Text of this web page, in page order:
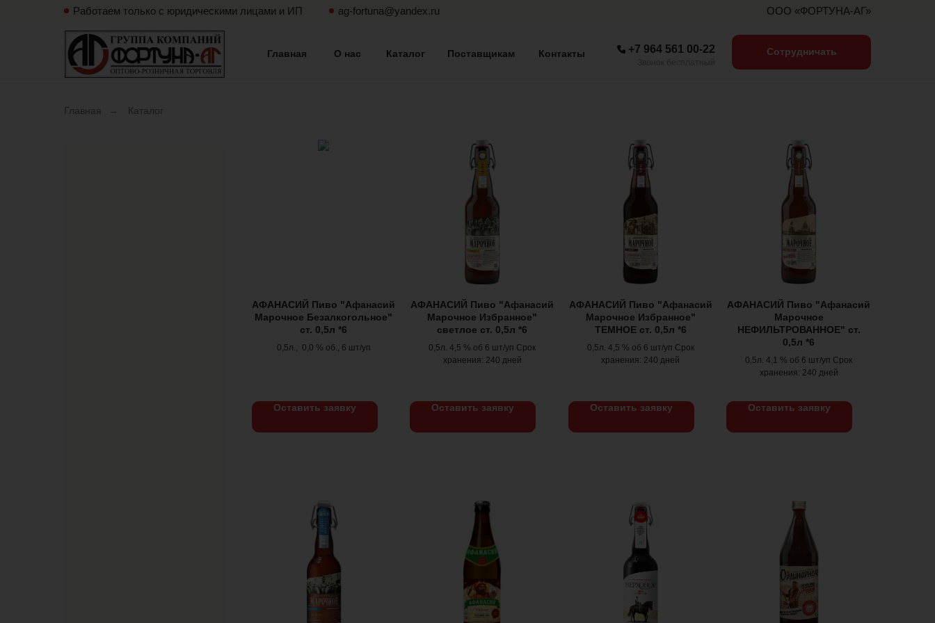
Работаем только с юридическими лицами и ИП ag-fortuna@yandex.ru ООО «ФОРТУНА-АГ»
О нас Каталог Поставщикам Контакты Сотрудничать
+7 964 561 00-22
Главная
Главная → Каталог
АФАНАСИЙ Пиво "Афанасий
Марочное Безалкогольное"
ст. 0,5л *6
0,5л., 0,0 % об., 6 шт/уп
Оставить заявку
АФАНАСИЙ Пиво "Афанасий
Марочное Избранное"
светлое ст. 0,5л *6
0,5л. 4,5 % об 6 шт/уп Срок
хранения: 240 дней
Оставить заявку
АФАНАСИЙ Пиво "Афанасий
Марочное Избранное"
ТЕМНОЕ ст. 0,5л *6
0,5л. 4,5 % об 6 шт/уп Срок
хранения: 240 дней
Оставить заявку
АФАНАСИЙ Пиво "Афанасий
Марочное
НЕФИЛЬТРОВАННОЕ" ст.
0,5л *6
0,5л. 4,1 % об 6 шт/уп Срок
хранения: 240 дней
Оставить заявку